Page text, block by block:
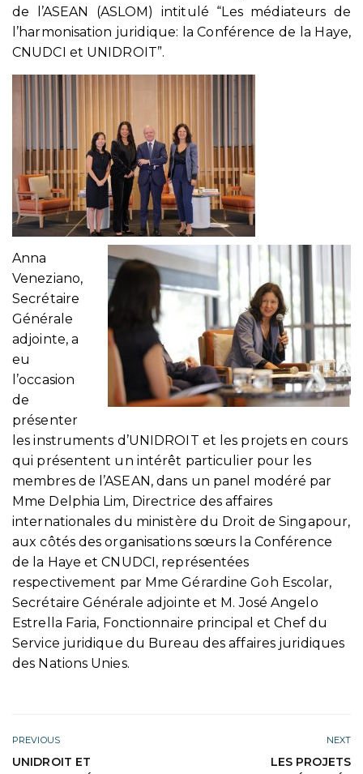
de l’ASEAN (ASLOM) intitulé “Les médiateurs de
l’harmonisation juridique: la Conférence de la Haye,
CNUDCI et UNIDROIT”.
Anna
Veneziano,
Secrétaire
Générale
adjointe, a
eu
l’occasion
de
présenter
les instruments d’UNIDROIT et les projets en cours
qui présentent un intérêt particulier pour les
membres de l’ASEAN, dans un panel modéré par
Mme Delphia Lim, Directrice des affaires
internationales du ministère du Droit de Singapour,
aux côtés des organisations sœurs la Conférence
de la Haye et CNUDCI, représentées
respectivement par Mme Gérardine Goh Escolar,
Secrétaire Générale adjointe et M. José Angelo
Estrella Faria, Fonctionnaire principal et Chef du
Service juridique du Bureau des affaires juridiques
des Nations Unies.
PREVIOUS
UNIDROIT ET
NEXT
LES PROJETS